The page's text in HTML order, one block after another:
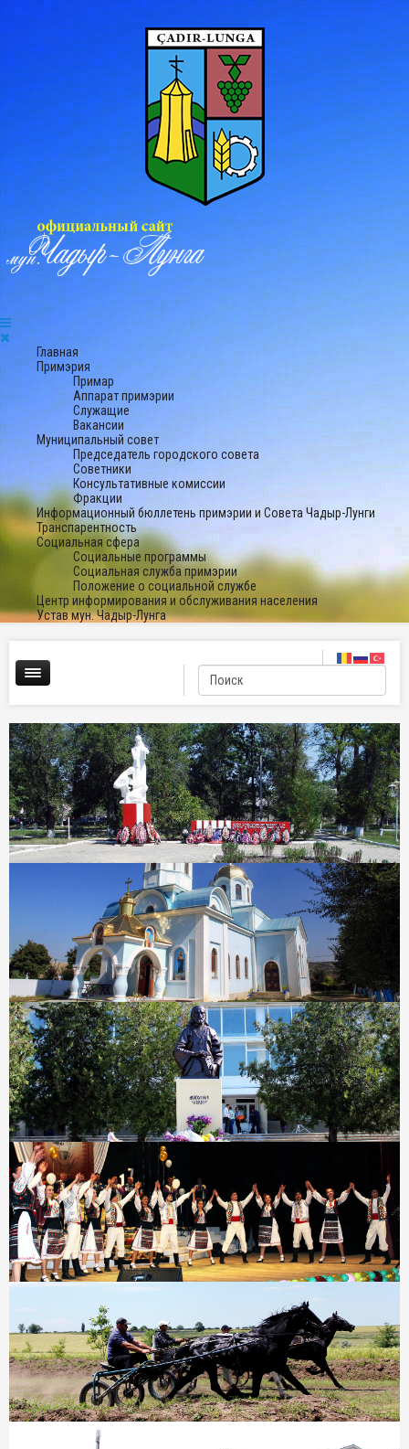
Главная
Примэрия
Примар
Аппарат примэрии
Служащие
Вакансии
Муниципальный совет
Председатель городского совета
Советники
Консультативные комиссии
Фракции
Информационный бюллетень примэрии и Совета Чадыр-Лунги
Транспарентность
Социальная сфера
Социальные программы
Социальная служба примэрии
Положение о социальной службе
Центр информирования и обслуживания населения
Устав мун. Чадыр-Лунга